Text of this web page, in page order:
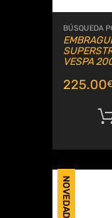
BÚSQUEDA
VESPA
225.00
NOVEDAD